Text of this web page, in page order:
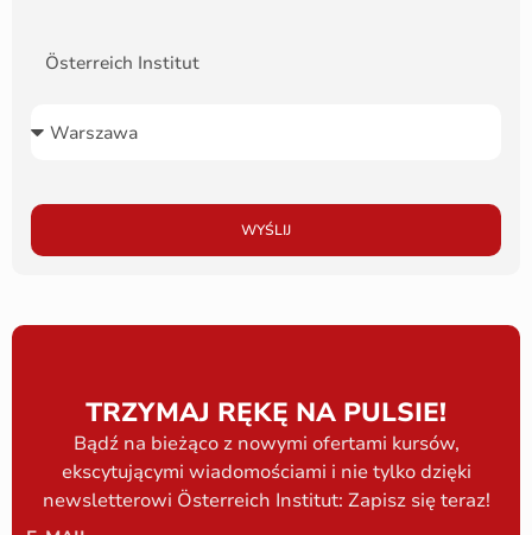
Österreich Institut
WYŚLIJ
TRZYMAJ RĘKĘ NA PULSIE!
Bądź na bieżąco z nowymi ofertami kursów,
ekscytującymi wiadomościami i nie tylko dzięki
newsletterowi Österreich Institut: Zapisz się teraz!